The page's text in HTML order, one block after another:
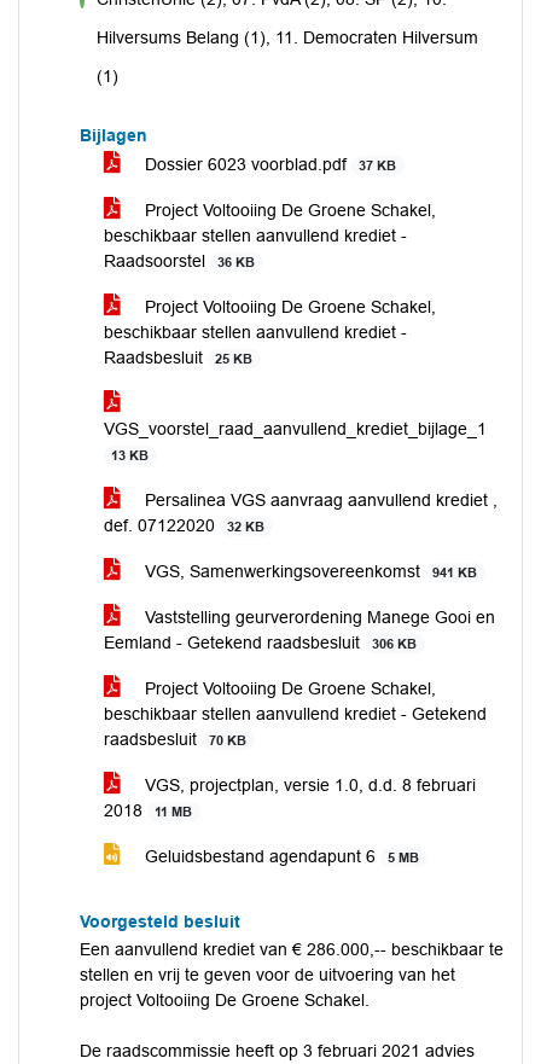
Hilversums Belang (1), 11. Democraten Hilversum
(1)
Bijlagen
Dossier 6023 voorblad.pdf
37 KB
Project Voltooiing De Groene Schakel,
beschikbaar stellen aanvullend krediet -
Raadsoorstel
36 KB
Project Voltooiing De Groene Schakel,
beschikbaar stellen aanvullend krediet -
Raadsbesluit
25 KB
VGS_voorstel_raad_aanvullend_krediet_bijlage_1
13 KB
Persalinea VGS aanvraag aanvullend krediet ,
def. 07122020
32 KB
VGS, Samenwerkingsovereenkomst 941 KB
Vaststelling geurverordening Manege Gooi en
Eemland - Getekend raadsbesluit
306 KB
Project Voltooiing De Groene Schakel,
beschikbaar stellen aanvullend krediet - Getekend
raadsbesluit
70 KB
VGS, projectplan, versie 1.0, d.d. 8 februari
2018
11 MB
Geluidsbestand agendapunt 6 5 MB
Voorgesteld besluit
Een aanvullend krediet van € 286.000,-- beschikbaar te
stellen en vrij te geven voor de uitvoering van het
project Voltooiing De Groene Schakel.
De raadscommissie heeft op 3 februari 2021 advies